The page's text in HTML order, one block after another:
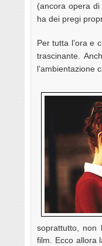
(ancora opera
ha dei pregi
Per tutta l’ora e
trascinante.
l’ambientazione
soprattutto, non
film. Ecco allora